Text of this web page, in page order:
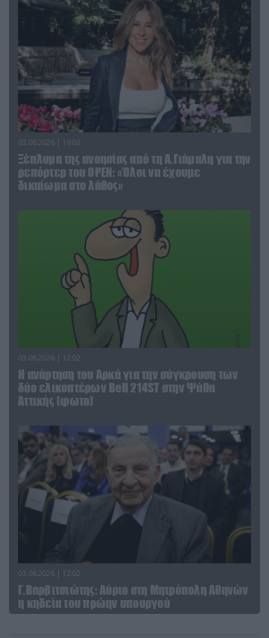
03.08.2026 | 19:02
Ξέπλυμα της ανοησίας από τη Α.Γιάμαλη για την
ρεπόρτερ του ΟΡΕΝ: «Όλοι να έχουμε
δικαίωμα στο λάθος»
03.08.2026 | 12:02
Η ανάρτηση του Αρκά για την σύγκρουση των
δύο ελικοπτέρων Bell 214ST στην Ψάθα
Αττικής (φωτο)
03.08.2026 | 12:02
Γ.Βαρβιτσιώτης: Aύριο στη Μητρόπολη Αθηνών
η κηδεία του πρώην υπουργού